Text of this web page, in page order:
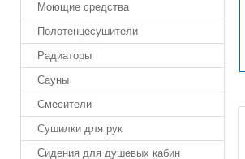
Моющие средства
Полотенцесушители
Радиаторы
Сауны
Смесители
Сушилки для рук
Сидения для душевых кабин